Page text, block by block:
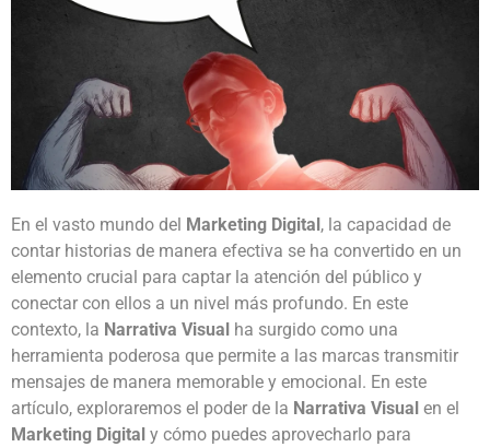
En el vasto mundo del Marketing Digital , la capacidad de
contar historias de manera efectiva se ha convertido en un
elemento crucial para captar la atención del público y
conectar con ellos a un nivel más profundo. En este
contexto, la Narrativa Visual ha surgido como una
herramienta poderosa que permite a las marcas transmitir
mensajes de manera memorable y emocional. En este
artículo, exploraremos el poder de la Narrativa Visual en el
Marketing Digital y cómo puedes aprovecharlo para